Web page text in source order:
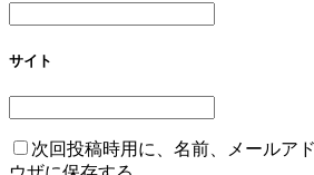
サイト
次回投稿時用に、名前、メールア